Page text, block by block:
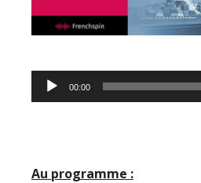
Lecteur
audio
00:00
Au programme :